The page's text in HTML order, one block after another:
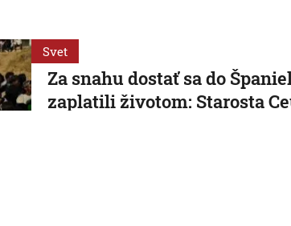
Svet
Za snahu dostať sa do
zaplatili životom: Starosta